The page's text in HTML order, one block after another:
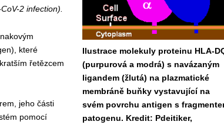
Ilustrace molekuly proteinu HLA-
(purpurová a modrá) s navázaným
ligandem (žlutá) na plazmatické
membráně buňky vystavující na
svém povrchu antigen s
patogenu. Kredit: Pdeitiker,
2 infection).
které
řetězcem
jeho části
pomocí